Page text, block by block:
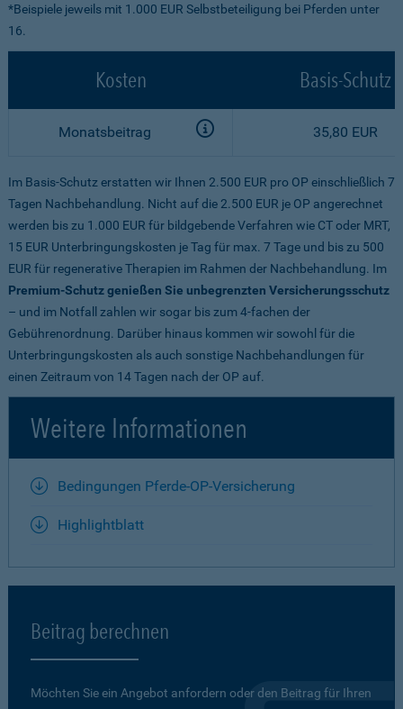
*Beispiele jeweils mit 1.000 EUR Selbstbeteiligung bei Pferden unter
16.
Kosten Basis-Schutz
Monatsbeitrag 35,80 EUR
Im Basis-Schutz erstatten wir Ihnen 2.500 EUR pro OP einschließlich 7
Tagen Nachbehandlung. Nicht auf die 2.500 EUR je OP angerechnet
werden bis zu 1.000 EUR für bildgebende Verfahren wie CT oder MRT,
15 EUR Unterbringungskosten je Tag für max. 7 Tage und bis zu 500
EUR für regenerative Therapien im Rahmen der Nachbehandlung. Im
Premium-Schutz genießen Sie unbegrenzten Versicherungsschutz
– und im Notfall zahlen wir sogar bis zum 4-fachen der
Gebührenordnung. Darüber hinaus kommen wir sowohl für die
Unterbringungskosten als auch sonstige Nachbehandlungen für
einen Zeitraum von 14 Tagen nach der OP auf.
Weitere Informationen
Bedingungen Pferde-OP-Versicherung
Highlightblatt
Beitrag berechnen
Möchten Sie ein Angebot anfordern oder den Beitrag für Ihren